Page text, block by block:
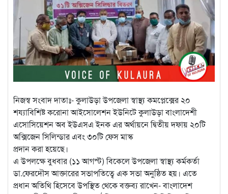
নিজস্ব সংবাদ দাতাঃ- কুলাউড়া উপজেলা স্বাস্থ্য কমপ্লেক্সের ২০
শয্যাবিশিষ্ট করোনা আইসোলেশন ইউনিটে কুলাউড়া বাংলাদেশী
এসোসিয়েশন অব ইউএসএ ইনক এর অর্থায়নে দ্বিতীয় দফায় ২০টি
অক্সিজেন সিলিন্ডার এবং ৩০টি ফেস মাস্ক
প্রদান করা হয়েছে।
এ উপলক্ষে বুধবার (১১ আগস্ট) বিকেলে উপজেলা স্বাস্থ্য কর্মকর্তা
ডা.ফেরদৌস আক্তারের সভাপতিত্বে এক সভা অনুষ্ঠিত হয়। এতে
প্রধান অতিথি হিসেবে উপস্থিত থেকে বক্তব্য রাখেন- বাংলাদেশ